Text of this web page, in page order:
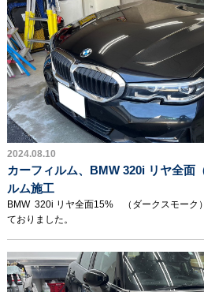
2024.08.10
カーフィルム、BMW 320i リヤ全面
ルム施工
BMW 320i リヤ全面15% （ダークスモーク
ておりました。